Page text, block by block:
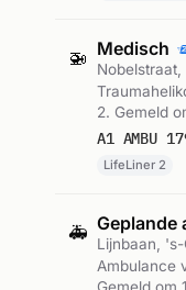
🚁 Medisch
2. Gemeld
A1 AMBU
LifeLiner 2
🚑 Geplande
Lijnbaan,
Ambulance